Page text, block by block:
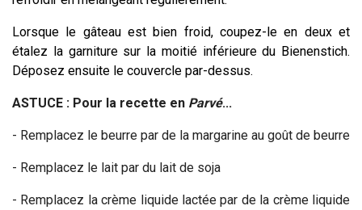
Lorsque le gâteau est bien froid, coupez-le en deux et
étalez la garniture sur la moitié inférieure du Bienenstich.
Déposez ensuite le couvercle par-dessus.
ASTUCE : Pour la recette en Parvé...
- Remplacez le beurre par de la margarine au goût de beurre
- Remplacez le lait par du lait de soja
- Remplacez la crème liquide lactée par de la crème liquide